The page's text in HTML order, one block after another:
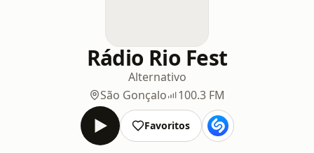
Rádio Rio Fest
Alternativo
São Gonçalo
100.3 FM
Favoritos